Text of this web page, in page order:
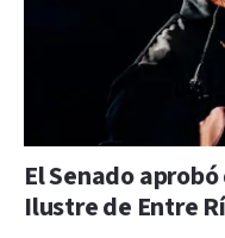
El Senado
Ilustre de Entre